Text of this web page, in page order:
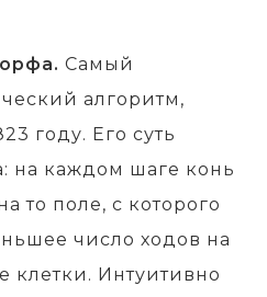
Самый
алгоритм,
году. Его суть
на каждом шаге конь
то поле, с которого
число ходов на
Интуитивно